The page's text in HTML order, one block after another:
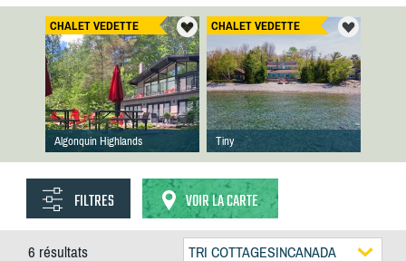
CHALET VEDETTE
Algonquin Highlands
CHALET VEDETTE
Tiny
FILTRES VOIR LA CARTE
6 résultats TRI COTTAGESINCANADA